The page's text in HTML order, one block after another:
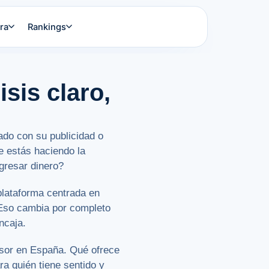
Rankings
claro,
con su publicidad o
estás haciendo la
dinero?
centrada en
cambia por completo
en España. Qué ofrece
quién tiene sentido y